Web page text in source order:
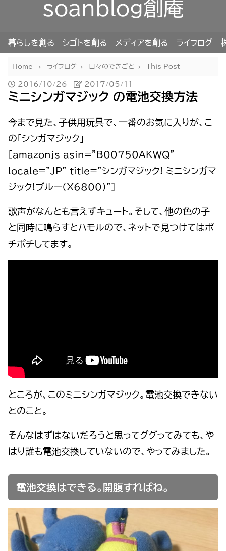
soanblog創庵
暮らしを創る シゴトを創る メディアを創る ライフログ
Home ライフログ 日々のできごと This Post
2016/10/26 2017/05/11
ミニシンガマジック の電池交換方法
今まで見た、子供用玩具で、一番のお気に入りが、こ
の「シンガマジック」
[amazonjs asin=”B00750AKWQ”
locale=”JP” title=”シンガマジック! ミニシンガマ
ジック!ブルー(X6800)”]
歌声がなんとも言えずキュート。そして、他の色の子
と同時に鳴らすとハモルので、ネットで見つけてはポ
チポチしてます。
ところが、このミニシンガマジック。電池交換できない
とのこと。
そんなはずはないだろうと思ってググってみても、や
はり誰も電池交換していないので、やってみました。
電池交換はできる。開腹すればね。